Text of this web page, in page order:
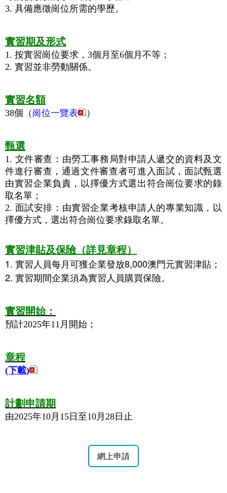
3. 具備應徵崗位所需的學歷。
實習期及形式
1. 按實習崗位要求，3個月至6個月不等；
2. 實習並非勞動關係。
實習名額
38個（ 崗位一覽表 ）
甄選
1. 文件審查：由勞工事務局對申請人遞交的資料及文
件進行審查，通過文件審查者可進入面試，面試甄選
由實習企業負責，以擇優方式選出符合崗位要求的錄
取名單；
2. 面試安排：由實習企業考核申請人的專業知識，以
擇優方式，選出符合崗位要求錄取名單。
實習津貼及保險（詳見章程）
1. 實習人員每月可獲企業發放8,000澳門元實習津貼；
2. 實習期間企業須為實習人員購買保險。
實習開始：
預計2025年11月開始；
章程
(下載)
計劃申請期
由2025年10月15日至10月28日止
網上申請